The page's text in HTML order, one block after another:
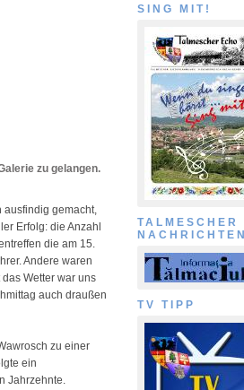
zu gelangen.
ausfindig gemacht,
Erfolg: die Anzahl
die am 15.
Andere waren
Wetter war uns
auch draußen
zu einer
ein
Jahrzehnte.
SING MIT!
TALMESCHER
NACHRICHTEN
TV TIPP